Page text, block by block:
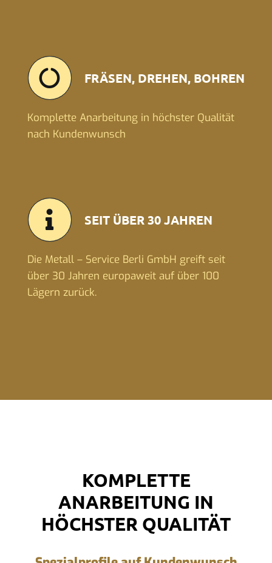
FRÄSEN, DREHEN, BOHREN
Komplette Anarbeitung in höchster Qualität
nach Kundenwunsch
SEIT ÜBER 30 JAHREN
Die Metall – Service Berli GmbH greift seit
über 30 Jahren europaweit auf über 100
Lägern zurück.
KOMPLETTE
ANARBEITUNG IN
HÖCHSTER QUALITÄT